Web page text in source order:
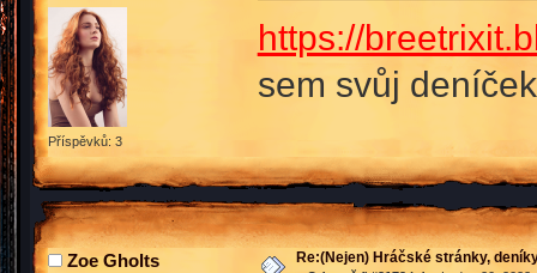
Příspěvků: 3
https://
sem svůj
Zoe Gholts Re:(Nejen) Hráčské stránky,